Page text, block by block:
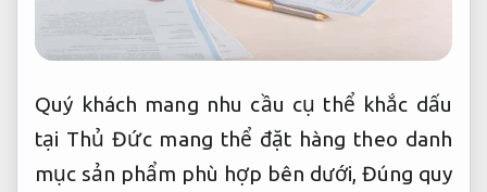
Quý khách mang nhu cầu cụ thể khắc dấu
tại Thủ Đức mang thể đặt hàng theo danh
mục sản phẩm phù hợp bên dưới, Đúng quy